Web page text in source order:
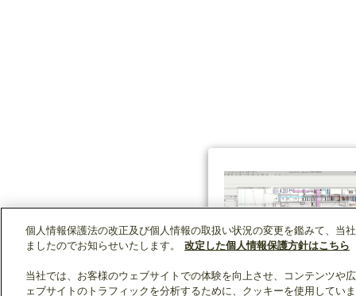
個人情報保護法の改正及び個人情報の取扱い状況の変更を鑑みて、当
ましたのでお知らせいたします。
改定した個人情報保護方針はこちら
当社では、お客様のウェブサイトでの体験を向上させ、コンテンツや
ェブサイトのトラフィックを分析するために、クッキーを使用してい